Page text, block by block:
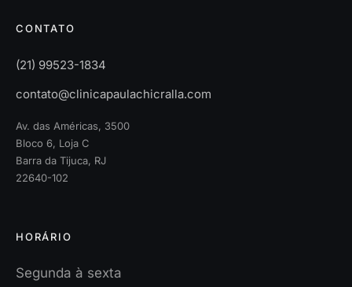
CONTATO
(21) 99523-1834
contato@clinicapaulachicralla.com
Av. das Américas, 3500
Bloco 6, Loja C
Barra da Tijuca, RJ
22640-102
HORÁRIO
Segunda à sexta